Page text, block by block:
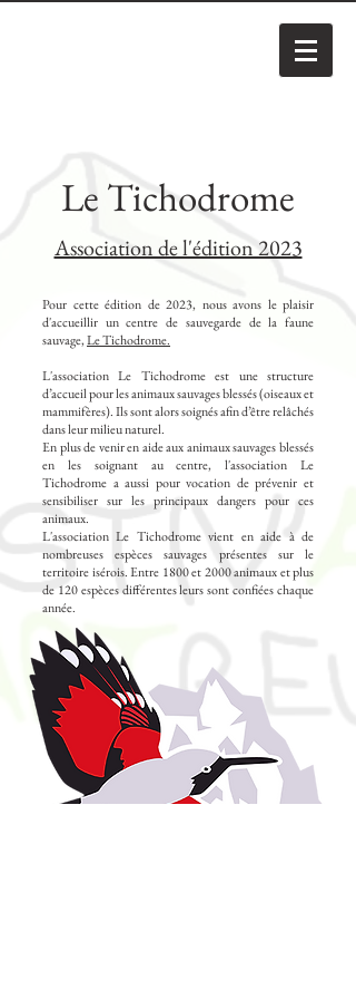
Le Tichodrome
Association de l'édition 2023
Pour cette édition de 2023, nous avons le plaisir
d'accueillir un centre de sauvegarde de la faune
sauvage,Le Tichodrome.
L'association Le Tichodrome est une structure
d’accueil pour les animaux sauvages blessés (oiseaux et
mammifères). Ils sont alors soignés afin d’être relâchés
dans leur milieu naturel.
En plus de venir en aide aux animaux sauvages blessés
en les soignant au centre, l'association Le
Tichodrome a aussi pour vocation de prévenir et
sensibiliser sur les principaux dangers pour ces
animaux.
L'association Le Tichodrome vient en aide à de
nombreuses espèces sauvages présentes sur le
territoire isérois. Entre 1800 et 2000 animaux et plus
de 120 espèces différentes leurs sont confiées chaque
année.